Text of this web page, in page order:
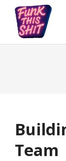
Team